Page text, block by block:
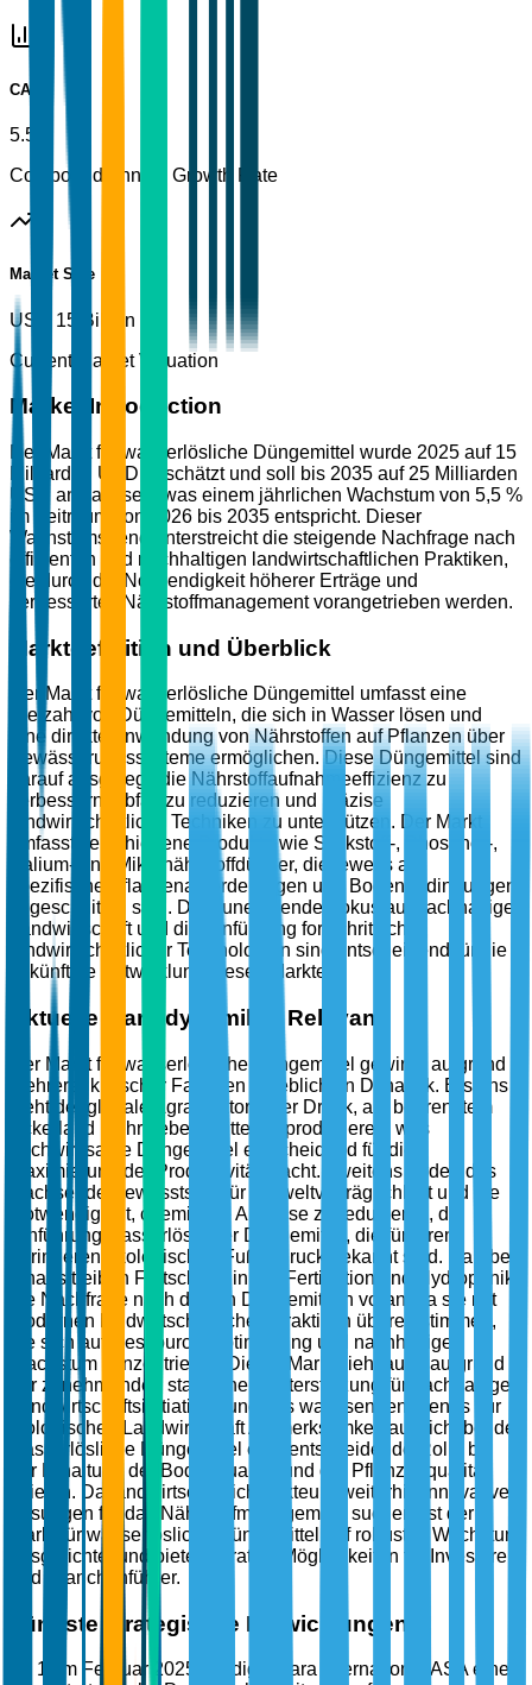
CAGR
5.5%
Compound Annual Growth Rate
Market Size
USD 15 Billion
Current Market Valuation
Market Introduction
Der Markt für wasserlösliche Düngemittel wurde 2025 auf 15
Milliarden USD geschätzt und soll bis 2035 auf 25 Milliarden
USD anwachsen, was einem jährlichen Wachstum von 5,5 %
im Zeitraum von 2026 bis 2035 entspricht. Dieser
Wachstumstrend unterstreicht die steigende Nachfrage nach
effizienten und nachhaltigen landwirtschaftlichen Praktiken,
die durch die Notwendigkeit höherer Erträge und
verbessertes Nährstoffmanagement vorangetrieben werden.
Marktdefinition und Überblick
Der Markt für wasserlösliche Düngemittel umfasst eine
Vielzahl von Düngemitteln, die sich in Wasser lösen und
eine direkte Anwendung von Nährstoffen auf Pflanzen über
Bewässerungssysteme ermöglichen. Diese Düngemittel sind
darauf ausgelegt, die Nährstoffaufnahmeeffizienz zu
verbessern, Abfall zu reduzieren und präzise
landwirtschaftliche Techniken zu unterstützen. Der Markt
umfasst verschiedene Produkte wie Stickstoff-, Phosphor-,
Kalium- und Mikronährstoffdünger, die jeweils auf
spezifische Pflanzenanforderungen und Bodenbedingungen
zugeschnitten sind. Der zunehmende Fokus auf nachhaltige
Landwirtschaft und die Einführung fortschrittlicher
landwirtschaftlicher Technologien sind entscheidend für die
zukünftige Entwicklung dieses Marktes.
Aktuelle Marktdynamik & Relevanz
Der Markt für wasserlösliche Düngemittel gewinnt aufgrund
mehrerer kritischer Faktoren erheblich an Dynamik. Erstens
steht der globale Agrarsektor unter Druck, auf begrenztem
Ackerland mehr Lebensmittel zu produzieren, was
hochwirksame Düngemittel entscheidend für die
Maximierung der Produktivität macht. Zweitens fördert das
wachsende Bewusstsein für Umweltverträglichkeit und die
Notwendigkeit, chemische Abflüsse zu reduzieren, die
Einführung wasserlöslicher Düngemittel, die für ihren
geringeren ökologischen Fußabdruck bekannt sind. Darüber
hinaus treiben Fortschritte in der Fertigation und Hydroponik
die Nachfrage nach diesen Düngemitteln voran, da sie mit
modernen landwirtschaftlichen Praktiken übereinstimmen,
die sich auf Ressourcenoptimierung und nachhaltiges
Wachstum konzentrieren. Dieser Markt zieht auch aufgrund
der zunehmenden staatlichen Unterstützung für nachhaltige
Landwirtschaftsinitiativen und des wachsenden Trends zur
biologischen Landwirtschaft Aufmerksamkeit auf sich, bei der
wasserlösliche Düngemittel eine entscheidende Rolle bei
der Erhaltung der Bodenqualität und der Pflanzenqualität
spielen. Da landwirtschaftliche Akteure weiterhin innovative
Lösungen für das Nährstoffmanagement suchen, ist der
Markt für wasserlösliche Düngemittel auf robustes Wachstum
ausgerichtet und bietet lukrative Möglichkeiten für Investoren
und Branchenführer.
Jüngste strategische Entwicklungen
Im Februar 2025 kündigte Yara International ASA eine